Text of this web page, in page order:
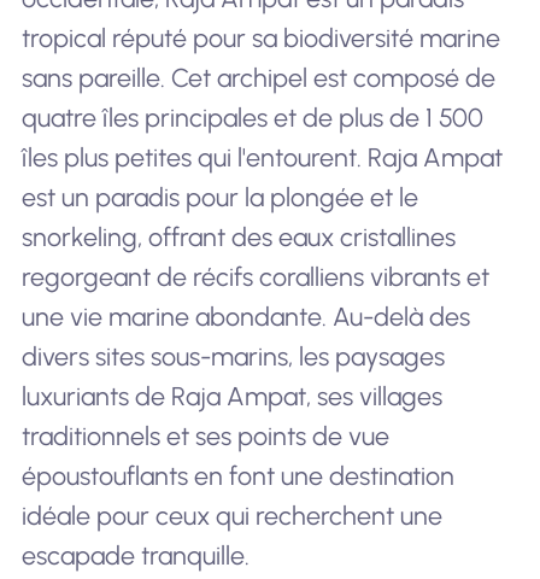
tropical réputé pour sa biodiversité marine
sans pareille. Cet archipel est composé de
quatre îles principales et de plus de 1 500
îles plus petites qui l'entourent. Raja Ampat
est un paradis pour la plongée et le
snorkeling, offrant des eaux cristallines
regorgeant de récifs coralliens vibrants et
une vie marine abondante. Au-delà des
divers sites sous-marins, les paysages
luxuriants de Raja Ampat, ses villages
traditionnels et ses points de vue
époustouflants en font une destination
idéale pour ceux qui recherchent une
escapade tranquille.